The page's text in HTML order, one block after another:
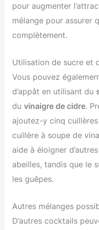
pour augmenter
mélange pour assurer
complètement.
Utilisation de sucre et
Vous pouvez
d’appât en utilisant du
duvinaigre de cidre.
ajoutez-y cinq
cuillère à soupe de
aide à éloigner
abeilles, tandis que le
les guêpes.
Autres mélanges
D’autres cocktails